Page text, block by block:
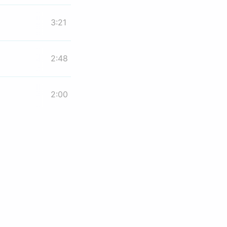
3:21
2:48
2:00